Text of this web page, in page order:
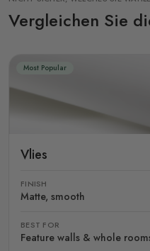
Vergleichen Sie
Most Popular
Vlies
FINISH
Matte, smooth
BEST FOR
Feature walls & whole